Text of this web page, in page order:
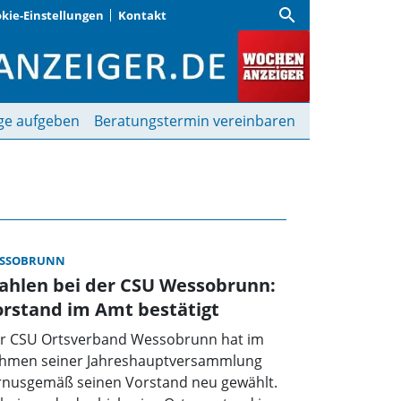
Einstellungen Kontakt search
aufgeben Beratungstermin vereinbaren
bei der CSU Wessobrunn:
im Amt bestätigt
CSU Ortsverband Wessobrunn hat im
seiner Jahreshauptversammlung
seinen Vorstand neu gewählt.